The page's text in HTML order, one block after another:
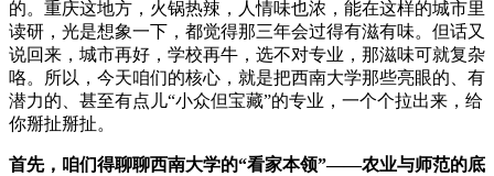
的。重庆这地方，火锅热辣，人情味也浓，能在这样的城市里
读研，光是想象一下，都觉得那三年会过得有滋有味。但话又
说回来，城市再好，学校再牛，选不对专业，那滋味可就复杂
咯。所以，今天咱们的核心，就是把西南大学那些亮眼的、有
潜力的、甚至有点儿“小众但宝藏”的专业，一个个拉出来，给
你掰扯掰扯。
首先，咱们得聊聊西南大学的“看家本领”——农业与师范的底